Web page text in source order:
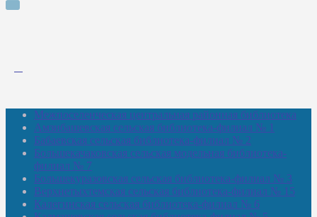
Межпоселенческая центральная районная библиотека
Амзибашевская сельская библиотека-филиал № 1
Бабаевская сельская библиотека-филиал № 2
Большекачаковская сельская модельная библиотека-
филиал № 7
Большекуразовская сельская библиотека-филиал № 3
Верхнетыхтемская сельская библиотека-филиал № 15
Калегинская сельская библиотека-филиал № 6